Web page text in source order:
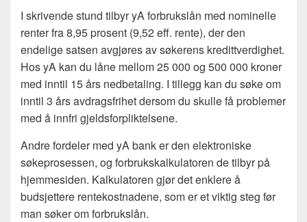
I skrivende stund tilbyr yA forbrukslån med nominelle
renter fra 8,95 prosent (9,52 eff. rente), der den
endelige satsen avgjøres av søkerens kredittverdighet.
Hos yA kan du låne mellom 25 000 og 500 000 kroner
med inntil 15 års nedbetaling. I tillegg kan du søke om
inntil 3 års avdragsfrihet dersom du skulle få problemer
med å innfri gjeldsforpliktelsene.
Andre fordeler med yA bank er den elektroniske
søkeprosessen, og forbrukskalkulatoren de tilbyr på
hjemmesiden. Kalkulatoren gjør det enklere å
budsjettere rentekostnadene, som er et viktig steg før
man søker om forbrukslån.